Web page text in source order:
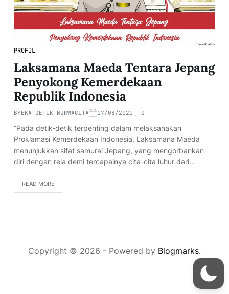
PROFIL
Laksamana Maeda Tentara Jepang
Penyokong Kemerdekaan
Republik Indonesia
BYEKA DETIK NURWAGITA 17/08/2021 0
“Pada detik-detik terpenting dalam melaksanakan
Proklamasi Kemerdekaan Indonesia, Laksamana Maeda
menunjukkan sifat samurai Jepang, yang mengorbankan
diri dengan rela demi tercapainya cita-cita luhur dari…
READ MORE
Copyright © 2026 - Powered by Blogmarks.